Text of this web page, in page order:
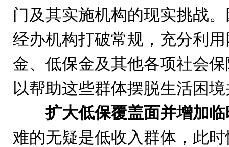
门及其实施机构的现实挑战
经办机构打破常规，充分利
金、低保金及其他各项社会
以帮助这些群体摆脱生活困
扩大低保覆盖面并增加
难的无疑是低收入群体，此